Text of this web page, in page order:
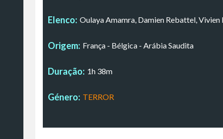
Elenco: Oulaya Amamra, Damien Rebattel, Vivien
Origem: França - Bélgica - Arábia Saudita
Duração: 1h 38m
Género: TERROR